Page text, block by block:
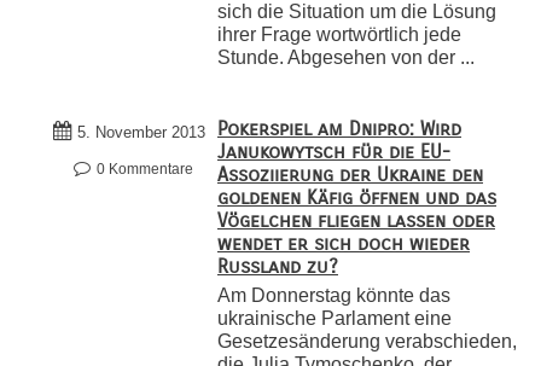
sich die Situation um die Lösung
ihrer Frage wortwörtlich jede
Stunde. Abgesehen von der ...
5. November 2013
0 Kommentare
Pokerspiel am Dnipro: Wird
Janukowytsch für die EU-
Assoziierung der Ukraine den
goldenen Käfig öffnen und das
Vögelchen fliegen lassen oder
wendet er sich doch wieder
Russland zu?
Am Donnerstag könnte das
ukrainische Parlament eine
Gesetzesänderung verabschieden,